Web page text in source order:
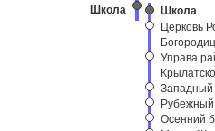
Школа Школа
Церковь
Управа
Рубежный
Осенний